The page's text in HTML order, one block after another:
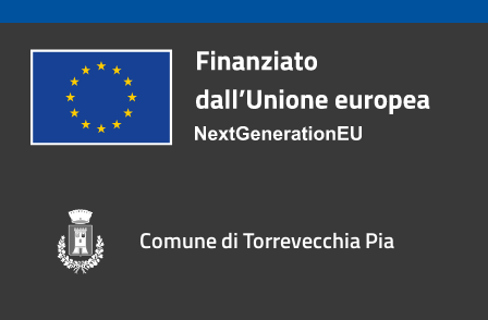
Comune di Torrevecchia Pia